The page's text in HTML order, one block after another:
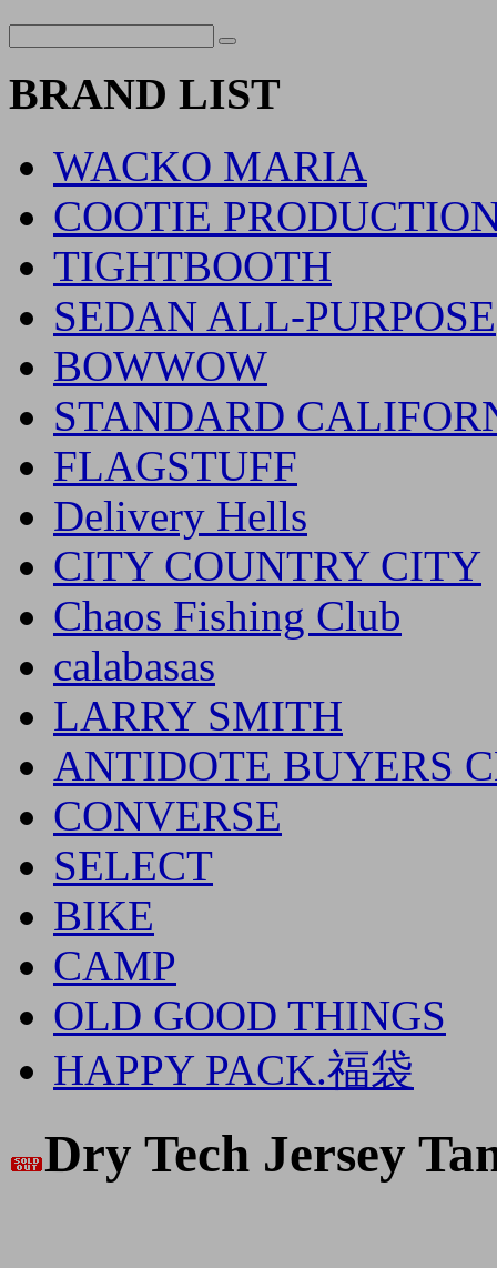
BRAND LIST
WACKO MARIA
COOTIE
TIGHTBOOTH
SEDAN ALL-PURPOSE
BOWWOW
STANDARD
FLAGSTUFF
Delivery Hells
CITY COUNTRY CITY
Chaos Fishing Club
calabasas
LARRY SMITH
ANTIDOTE BUYERS
CONVERSE
SELECT
BIKE
CAMP
OLD GOOD THINGS
HAPPY PACK.福袋
Dry Tech Jersey